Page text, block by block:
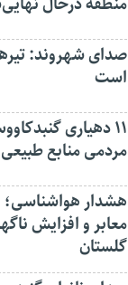
صدای شهروند:
است
۱۱ دهیاری
مردمی منابع
هشدار هواشناسی؛
معابر و افزایش
گلستان